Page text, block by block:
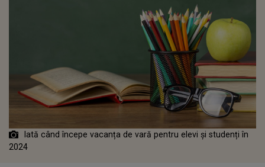
Iată când începe vacanța de vară pentru elevi și studenți în
2024